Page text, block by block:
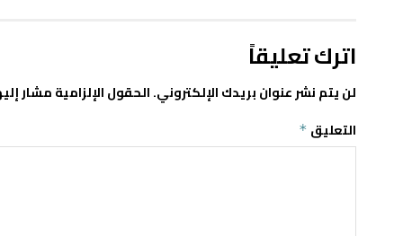
اترك تعليقاً
لن يتم نشر عنوان بريدك الإلكتروني.الحقول الإلزامية مشار
التعليق *